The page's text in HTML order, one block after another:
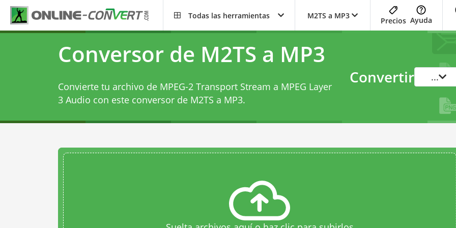
Todas las herramientas M2TS a MP3
Precios Ayuda
Conversor de M2TS a MP3
Convierte tu archivo de MPEG-2 Transport Stream a MPEG Layer
3 Audio con este conversor de M2TS a MP3.
Convertir ...